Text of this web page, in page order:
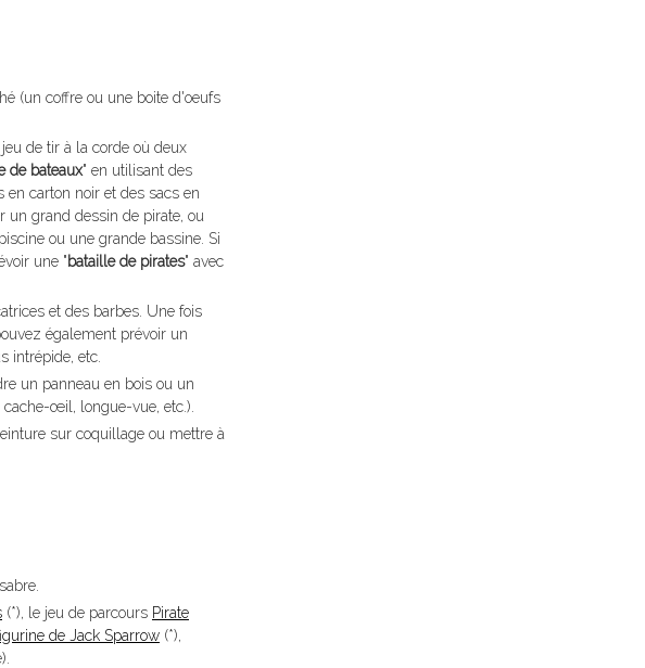
(un coffre ou une boite d'oeufs
de tir à la corde où deux
de bateaux" en utilisant des
en carton noir et des sacs en
un grand dessin de pirate, ou
ou une grande bassine. Si
une "bataille de pirates" avec
et des barbes. Une fois
également prévoir un
intrépide, etc.
un panneau en bois ou un
œil, longue-vue, etc.).
sur coquillage ou mettre à
(*), le jeu de parcours Pirate
de Jack Sparrow (*),